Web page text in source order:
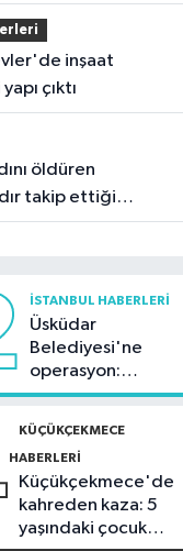
çıktı
takip ettiği
kurtarıldı
uyarısı
İSTANBUL HABERLERI
Üsküdar
Belediyesi'ne
operasyon:
Sinem Dedetaş'a
KÜÇÜKÇEKMECE
HABERLERI
Küçükçekmece'de
kahreden kaza: 5
yaşındaki çocuk